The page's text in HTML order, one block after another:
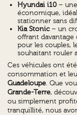
Hyundai i10–
économique,
stationner sans
Kia Stonic– un
offrant davantage
pour les couples,
souhaitant rouler
Ces véhicules ont
consommation et
Guadeloupe. Que
Grande-Terre,
ou simplement
tranquillité, nous